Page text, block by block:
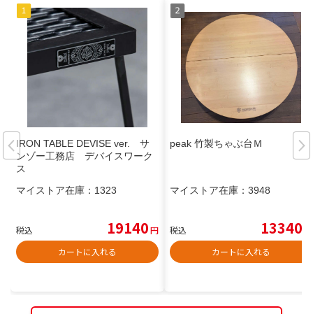
IRON TABLE DEVISE ver. サ
ンゾー工務店 デバイスワーク
ス
マイストア在庫： 1323
税込 19140円
カートに入れる
peak 竹製ちゃぶ台Ｍ
マイストア在庫： 3948
税込 13340
カートに入れる